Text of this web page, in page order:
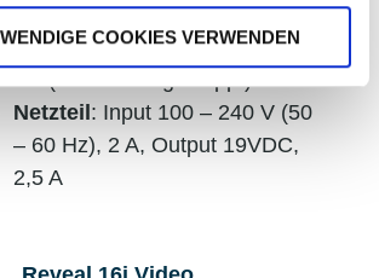
COOKIES VERWENDEN
Größe:37 x 38 x 46,4 cm
(ausgeklappt), 15 x 38 x 47,3
Netzteil: Input 100 – 240 V (50
– 60 Hz), 2 A, Output 19VDC,
2,5 A